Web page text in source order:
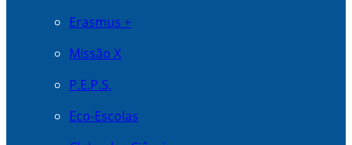
Erasmus +
Missão X
P.E.P.S.
Eco-Escolas